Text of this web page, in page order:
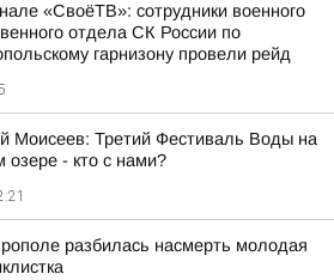
«СвоёТВ»: сотрудники военного
отдела СК России по
гарнизону провели рейд
Моисеев: Третий Фестиваль Воды на
озере - кто с нами?
разбилась насмерть молодая